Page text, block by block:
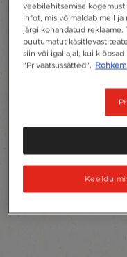
veebilehitsemise
infot, mis võimaldab meil
järgi kohandatud
puutumatut käsitlevast
siin või igal ajal, kui
"Privaatsussätted".
Keeldu